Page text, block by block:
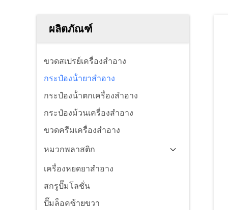
ผลิตภัณฑ์
ขวดสเปรย์เครื่องสำอาง
กระป๋องน้ํายาสําอาง
กระป๋องน้ําตกเครื่องสําอาง
กระป๋องม้วนเครื่องสําอาง
ขวดครีมเครื่องสำอาง
หมวกพลาสติก
เครื่องหยดยาสําอาง
สกรูปั๊มโลชั่น
ปั๊มล็อคซ้ายขวา